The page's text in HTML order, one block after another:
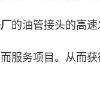
的油管接头的高
服务项目。从而